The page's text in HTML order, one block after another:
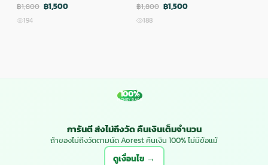
฿1,800 ฿1,500
194
฿1,800 ฿1,500
188
100%
MONEY BACK
การันตี ส่งไม่ถึงวัด คืนเงินเต็มจำนวน
ถ้าของไม่ถึงวัดตามนัด Aorest คืนเงิน 100% ไม่มีข้อแม้
ดูเงื่อนไข →